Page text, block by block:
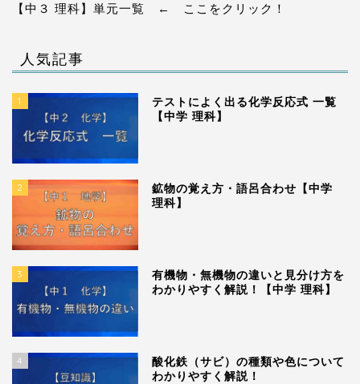
【中３ 理科】単元一覧 ← ここをクリック！
人気記事
1
テストによく出る化学反応式 一覧
【中学 理科】
2
鉱物の覚え方・語呂合わせ【中学
理科】
3
有機物・無機物の違いと見分け方を
わかりやすく解説！【中学 理科】
4
酸化鉄（サビ）の種類や色について
わかりやすく解説！